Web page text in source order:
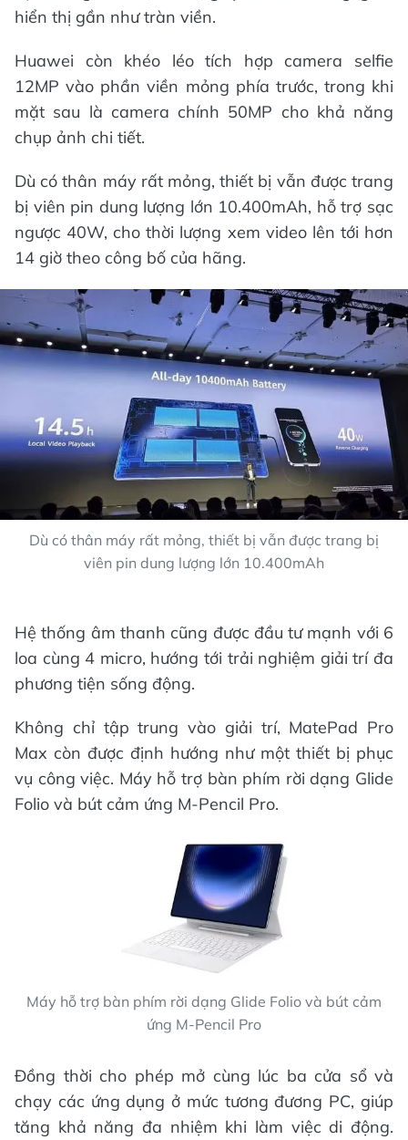
hiển thị gần như tràn viền.
Huawei còn khéo léo tích hợp camera selfie
12MP vào phần viền mỏng phía trước, trong khi
mặt sau là camera chính 50MP cho khả năng
chụp ảnh chi tiết.
Dù có thân máy rất mỏng, thiết bị vẫn được trang
bị viên pin dung lượng lớn 10.400mAh, hỗ trợ sạc
ngược 40W, cho thời lượng xem video lên tới hơn
14 giờ theo công bố của hãng.
Dù có thân máy rất mỏng, thiết bị vẫn được trang bị
viên pin dung lượng lớn 10.400mAh
Hệ thống âm thanh cũng được đầu tư mạnh với 6
loa cùng 4 micro, hướng tới trải nghiệm giải trí đa
phương tiện sống động.
Không chỉ tập trung vào giải trí, MatePad Pro
Max còn được định hướng như một thiết bị phục
vụ công việc. Máy hỗ trợ bàn phím rời dạng Glide
Folio và bút cảm ứng M-Pencil Pro.
Máy hỗ trợ bàn phím rời dạng Glide Folio và bút cảm
ứng M-Pencil Pro
Đồng thời cho phép mở cùng lúc ba cửa sổ và
chạy các ứng dụng ở mức tương đương PC, giúp
tăng khả năng đa nhiệm khi làm việc di động.